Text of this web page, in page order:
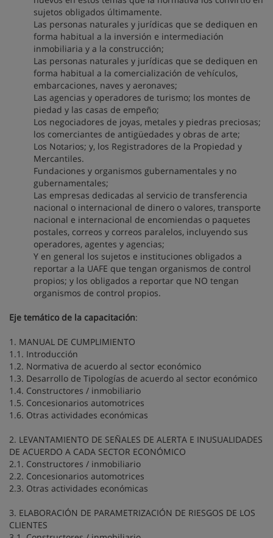
sujetos obligados últimamente.
Las personas naturales y jurídicas que se dediquen en
forma habitual a la inversión e intermediación
inmobiliaria y a la construcción;
Las personas naturales y jurídicas que se dediquen en
forma habitual a la comercialización de vehículos,
embarcaciones, naves y aeronaves;
Las agencias y operadores de turismo; los montes de
piedad y las casas de empeño;
Los negociadores de joyas, metales y piedras preciosas;
los comerciantes de antigüedades y obras de arte;
Los Notarios; y, los Registradores de la Propiedad y
Mercantiles.
Fundaciones y organismos gubernamentales y no
gubernamentales;
Las empresas dedicadas al servicio de transferencia
nacional o internacional de dinero o valores, transporte
nacional e internacional de encomiendas o paquetes
postales, correos y correos paralelos, incluyendo sus
operadores, agentes y agencias;
Y en general los sujetos e instituciones obligados a
reportar a la UAFE que tengan organismos de control
propios; y los obligados a reportar que NO tengan
organismos de control propios.
Eje temático de la capacitación:
1. MANUAL DE CUMPLIMIENTO
1.1. Introducción
1.2. Normativa de acuerdo al sector económico
1.3. Desarrollo de Tipologías de acuerdo al sector económico
1.4. Constructores / inmobiliario
1.5. Concesionarios automotrices
1.6. Otras actividades económicas
2. LEVANTAMIENTO DE SEÑALES DE ALERTA E INUSUALIDADES
DE ACUERDO A CADA SECTOR ECONÓMICO
2.1. Constructores / inmobiliario
2.2. Concesionarios automotrices
2.3. Otras actividades económicas
3. ELABORACIÓN DE PARAMETRIZACIÓN DE RIESGOS DE LOS
CLIENTES